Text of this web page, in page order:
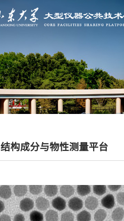
结构成分与物性测量平台